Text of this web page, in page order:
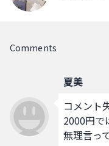
Comments
夏美
コメント
2000円で
無理言っ